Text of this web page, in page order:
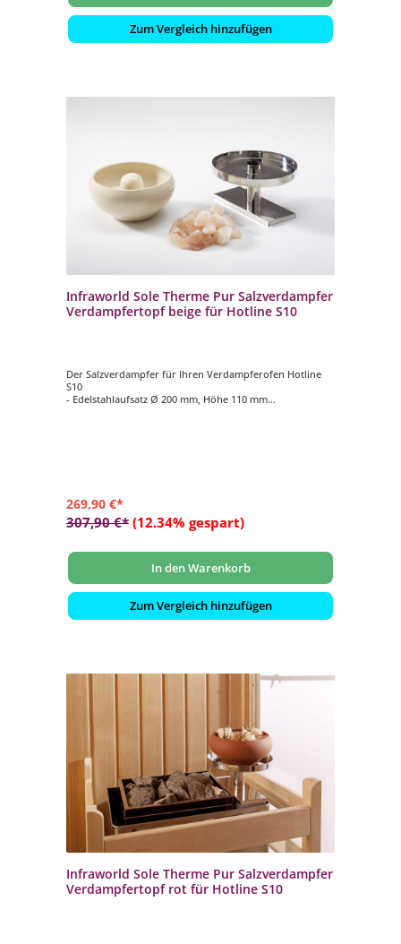
Zum Vergleich hinzufügen
Infraworld Sole Therme Pur Salzverdampfer
Verdampfertopf beige für Hotline S10
Der Salzverdampfer für Ihren Verdampferofen Hotline
S10
- Edelstahlaufsatz Ø 200 mm, Höhe 110 mm
269,90 €*
307,90 €* (12.34% gespart)
In den Warenkorb
Zum Vergleich hinzufügen
Infraworld Sole Therme Pur Salzverdampfer
Verdampfertopf rot für Hotline S10